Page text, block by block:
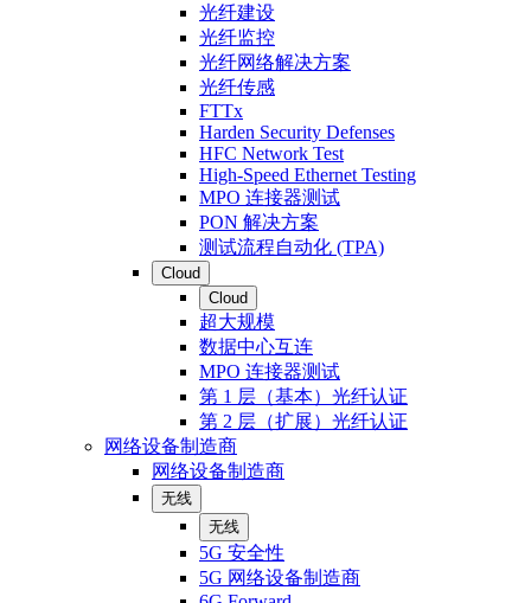
光纤建设
光纤监控
光纤网络解决方案
光纤传感
FTTx
Harden Security Defenses
HFC Network Test
High-Speed Ethernet Testing
MPO 连接器测试
PON 解决方案
测试流程自动化 (TPA)
Cloud
Cloud
超大规模
数据中心互连
MPO 连接器测试
第 1 层（基本）光纤认证
第 2 层（扩展）光纤认证
网络设备制造商
网络设备制造商
无线
无线
5G 安全性
5G 网络设备制造商